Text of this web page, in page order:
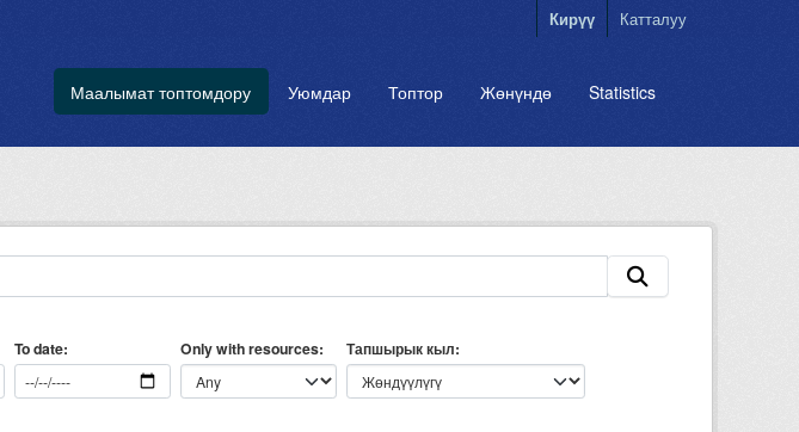
Кирүү Катталуу
Маалымат топтомдору Уюмдар Топтор Жөнүндө Statistics
To date Only with resources Тапшырык кыл